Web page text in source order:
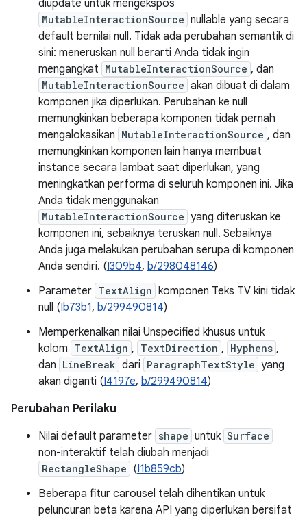
diupdate untuk mengekspos
MutableInteractionSource nullable yang secara
default bernilai null. Tidak ada perubahan semantik di
sini: meneruskan null berarti Anda tidak ingin
mengangkat MutableInteractionSource , dan
MutableInteractionSource akan dibuat di dalam
komponen jika diperlukan. Perubahan ke null
memungkinkan beberapa komponen tidak pernah
mengalokasikan MutableInteractionSource , dan
memungkinkan komponen lain hanya membuat
instance secara lambat saat diperlukan, yang
meningkatkan performa di seluruh komponen ini. Jika
Anda tidak menggunakan
MutableInteractionSource yang diteruskan ke
komponen ini, sebaiknya teruskan null. Sebaiknya
Anda juga melakukan perubahan serupa di komponen
Anda sendiri. (I309b4, b/298048146)
Parameter TextAlign komponen Teks TV kini tidak
null (Ib73b1, b/299490814)
Memperkenalkan nilai Unspecified khusus untuk
kolom TextAlign , TextDirection , Hyphens ,
dan LineBreak dari ParagraphTextStyle yang
akan diganti (I4197e, b/299490814)
Perubahan Perilaku
Nilai default parameter shape untuk Surface
non-interaktif telah diubah menjadi
RectangleShape (I1b859cb)
Beberapa fitur carousel telah dihentikan untuk
peluncuran beta karena API yang diperlukan bersifat